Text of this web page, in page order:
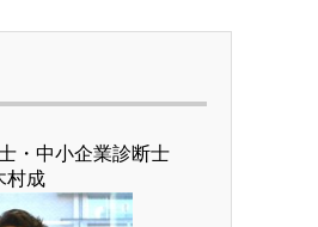
・中小企業診断士
村成